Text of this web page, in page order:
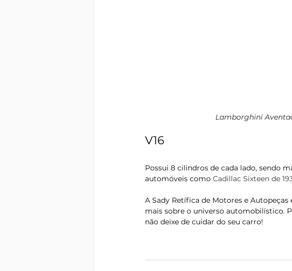
Lamborghini
V16
Possui 8 cilindros de cada lado, sendo
automóveis como Cadillac Sixteen de
A Sady Retífica de Motores e
mais sobre o universo automobilístico.
não deixe de cuidar do seu carro!